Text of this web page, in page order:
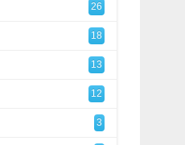
26
18
13
12
3